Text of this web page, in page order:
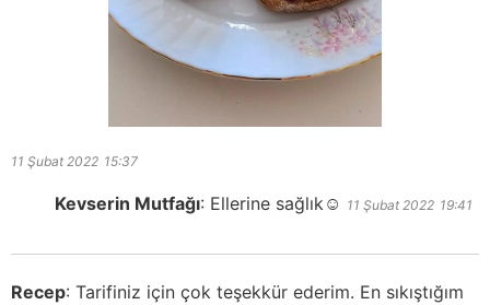
11 Şubat 2022 15:37
Kevserin Mutfağı: Ellerine sağlık☺️ 11 Şubat 2022 19:41
Recep: Tarifiniz için çok teşekkür ederim. En sıkıştığım